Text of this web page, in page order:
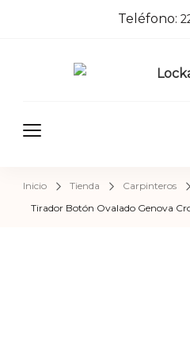
Teléfono:
Inicio Tienda Carpinteros
Tirador Botón Ovalado Genova